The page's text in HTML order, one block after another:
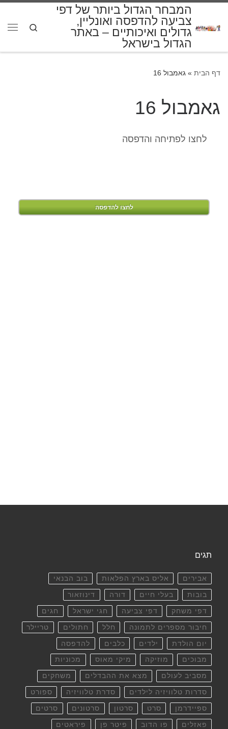
המבחר הגדול ביותר של דפי
צביעה להדפסה ואונליין,
גדולים ואיכותיים – באתר
הגדול בישראל
Search
דף הבית » גאמבול 16
גאמבול 16
לחצו לפתיחה והדפסה
לחצו להדפסה
תגים
אבירים אליס בארץ הפלאות בוב הבנאי
בובות בעלי חיים דורה דינוזאור
דפי משחק דפי צביעה חגי ישראל חגים
חיבור מספרים לתמונה חלל חתולים טריילר
יום הולדת ילדים כלבים להדפסה
מבוכים מוזיקה מיקי מאוס מכוניות
מסביב לעולם מצא את ההבדלים משחקים
סדרות טלוויזיה לילדים סדרת טלוויזיה ספורט
ספיידרמן סרט סרטון סרטונים סרטים
פאזלים פו הדוב פיטר פן פיראטים